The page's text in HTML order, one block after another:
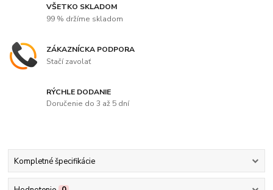
VŠETKO SKLADOM
99 % držíme skladom
ZÁKAZNÍCKA PODPORA
Stačí zavolať
RÝCHLE DODANIE
Doručenie do 3 až 5 dní
Kompletné špecifikácie